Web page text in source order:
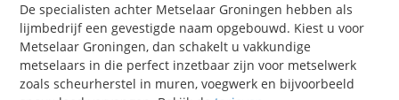
De specialisten achter Metselaar Groningen hebben als
lijmbedrijf een gevestigde naam opgebouwd. Kiest u voor
Metselaar Groningen, dan schakelt u vakkundige
metselaars in die perfect inzetbaar zijn voor metselwerk
zoals scheurherstel in muren, voegwerk en bijvoorbeeld